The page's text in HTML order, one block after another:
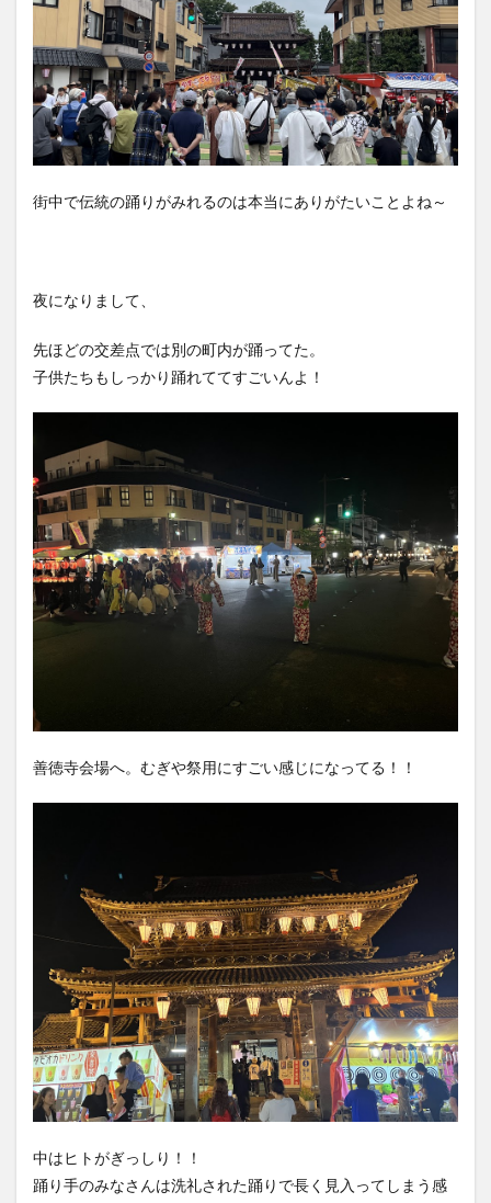
街中で伝統の踊りがみれるのは本当にありがたいことよね～
夜になりまして、
先ほどの交差点では別の町内が踊ってた。
子供たちもしっかり踊れててすごいんよ！
善徳寺会場へ。むぎや祭用にすごい感じになってる！！
中はヒトがぎっしり！！
踊り手のみなさんは洗礼された踊りで長く見入ってしまう感